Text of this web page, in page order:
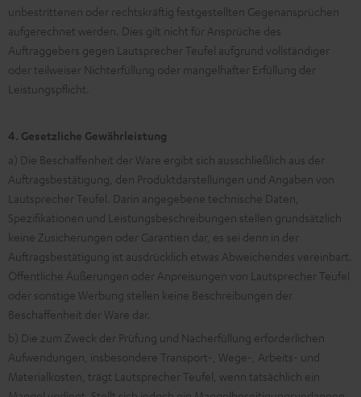
unbestrittenen oder rechtskräftig festgestellten Gegenansprüchen
aufgerechnet werden. Dies gilt nicht für Ansprüche des
Auftraggebers gegen Lautsprecher Teufel aufgrund vollständiger
oder teilweiser Nichterfüllung oder mangelhafter Erfüllung der
Leistungspflicht.
4. Gesetzliche Gewährleistung
a) Die Beschaffenheit der Ware ergibt sich ausschließlich aus der
Auftragsbestätigung, den Produktdarstellungen und Angaben von
Lautsprecher Teufel. Darin angegebene technische Daten,
Spezifikationen und Leistungsbeschreibungen stellen grundsätzlich
keine Zusicherungen oder Garantien dar, es sei denn in der
Auftragsbestätigung ist ausdrücklich etwas Abweichendes vereinbart.
Öffentliche Äußerungen oder Anpreisungen von Lautsprecher Teufel
oder sonstige Werbung stellen keine Beschreibungen der
Beschaffenheit der Ware dar.
b) Die zum Zweck der Prüfung und Nacherfüllung erforderlichen
Aufwendungen, insbesondere Transport-, Wege-, Arbeits- und
Materialkosten, trägt Lautsprecher Teufel, wenn tatsächlich ein